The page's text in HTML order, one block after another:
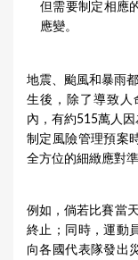
但需要制定相應
應變。
地震、颱風和暴雨
生後，除了導致人
內，有約515萬人
制定風險管理預案
全方位的細緻應對準
例如，倘若比賽當
終止；同時，運動
向各國代表隊發出